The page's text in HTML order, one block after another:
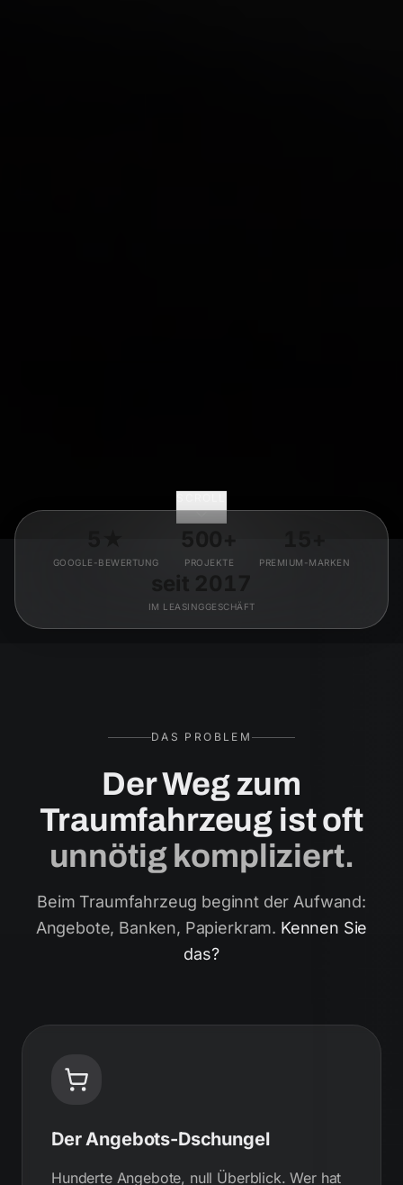
SCROLL
GOOGLE-BEWERTUNG PROJEKTE PREMIUM-MARKEN
IM LEASINGGESCHÄFT
DAS PROBLEM
Der Weg zum
Traumfahrzeug ist oft
unnötig kompliziert.
Beim Traumfahrzeug beginnt der Aufwand:
Angebote, Banken, Papierkram. Kennen Sie
das?
Der Angebots-Dschungel
Hunderte Angebote, null Überblick. Wer hat